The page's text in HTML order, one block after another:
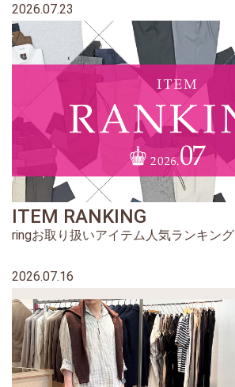
2026.07.23
ITEM RANKING
ringお取り扱いアイテム人気ランキング
2026.07.16